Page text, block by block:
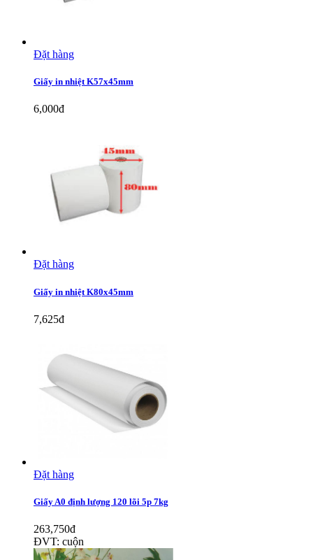
Đặt hàng
Giấy in nhiệt K57x45mm
6,000đ
Đặt hàng
Giấy in nhiệt K80x45mm
7,625đ
Đặt hàng
Giấy A0 định lượng 120 lõi 5p 7kg
263,750đ
ĐVT: cuộn